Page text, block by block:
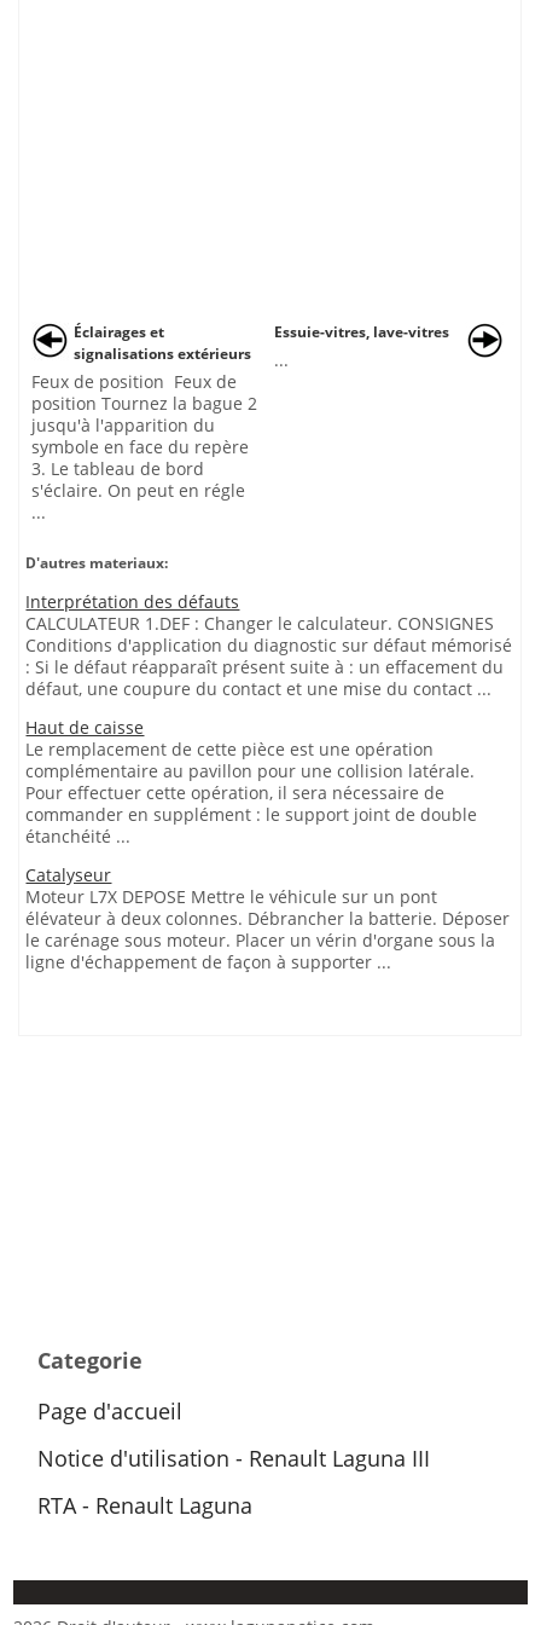
Éclairages et
signalisations extérieurs
Feux de position Feux de
position Tournez la bague 2
jusqu'à l'apparition du
symbole en face du repère
3. Le tableau de bord
s'éclaire. On peut en régle
...
Essuie-vitres, lave-vitres
...
D'autres materiaux:
Interprétation des défauts
CALCULATEUR 1.DEF : Changer le calculateur. CONSIGNES
Conditions d'application du diagnostic sur défaut mémorisé
: Si le défaut réapparaît présent suite à : un effacement du
défaut, une coupure du contact et une mise du contact ...
Haut de caisse
Le remplacement de cette pièce est une opération
complémentaire au pavillon pour une collision latérale.
Pour effectuer cette opération, il sera nécessaire de
commander en supplément : le support joint de double
étanchéité ...
Catalyseur
Moteur L7X DEPOSE Mettre le véhicule sur un pont
élévateur à deux colonnes. Débrancher la batterie. Déposer
le carénage sous moteur. Placer un vérin d'organe sous la
ligne d'échappement de façon à supporter ...
Categorie
Page d'accueil
Notice d'utilisation - Renault Laguna III
RTA - Renault Laguna